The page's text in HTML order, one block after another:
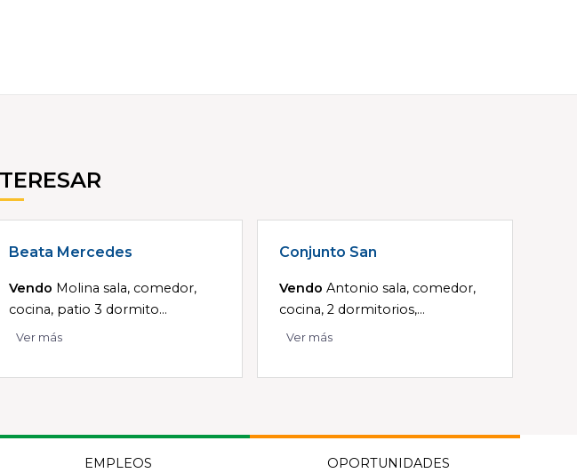
Beata Mercedes
Vendo Molina sala, comedor,
cocina, patio 3 dormito...
Ver más
Conjunto San
Vendo Antonio sala, comedor,
cocina, 2 dormitorios,...
Ver más
EMPLEOS OPORTUNIDADES